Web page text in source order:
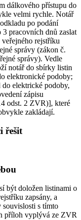
dálkového přístupu do
velmi rychle. Notář
po podání
pracovních dnů zaslat
rejstříku
správy (zákon č.
správy). Vedle
notář do sbírky listin
elektronické podoby;
elektrické podoby,
zápisu
odst. 2 ZVR)], které
zakládají.
řešit
být doložen listinami o
zapsány, a
s tímto
příloh vyplývá ze ZVR